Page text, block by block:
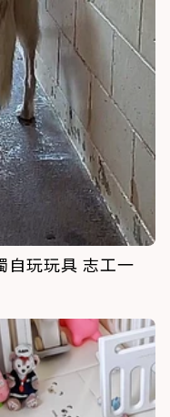
自玩玩具 志工一